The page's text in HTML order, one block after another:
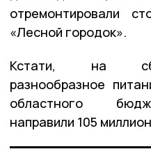
отремонтировали
«Лесной городок».
Кстати, на
разнообразное
областного
направили 105